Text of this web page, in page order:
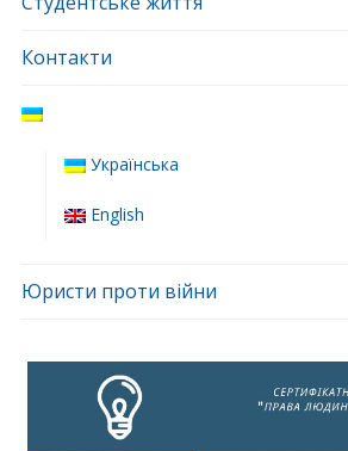
Контакти
Українська
English
Юристи проти війни